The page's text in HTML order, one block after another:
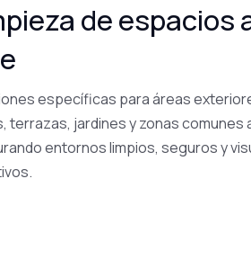
de espacios
específicas para áreas
terrazas, jardines y zonas comunes
entornos limpios, seguros y